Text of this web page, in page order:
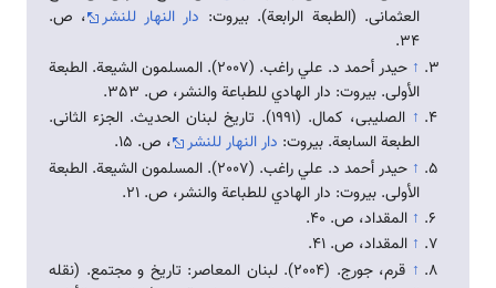
العثمانی. (الطبعة الرابعة). بیروت: دار النهار للنشر
، ص.
۳۴.
↑
حيدر أحمد د. علي راغب. (2007). المسلمون الشيعة. الطبعة
الأولى. بیروت: دار الهادي للطباعة والنشر، ص. 353.
↑
الصلیبی، کمال. (1991). تاريخ لبنان الحديث. الجزء الثانی.
الطبعة السابعة. بيروت: دار النهار للنشر
، ص. ۱۵.
↑
حيدر أحمد د. علي راغب. (2007). المسلمون الشيعة. الطبعة
الأولى. بیروت: دار الهادي للطباعة والنشر، ص. ۲۱.
↑ المقداد، ص. 40.
↑ المقداد، ص. 41.
↑
قرم، جورج. (2004). لبنان المعاصر: تاریخ و مجتمع. (نقله